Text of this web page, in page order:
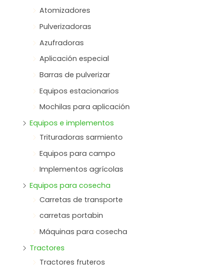
Atomizadores
Pulverizadoras
Azufradoras
Aplicación especial
Barras de pulverizar
Equipos estacionarios
Mochilas para aplicación
Equipos e implementos
Trituradoras sarmiento
Equipos para campo
Implementos agrícolas
Equipos para cosecha
Carretas de transporte
carretas portabin
Máquinas para cosecha
Tractores
Tractores fruteros